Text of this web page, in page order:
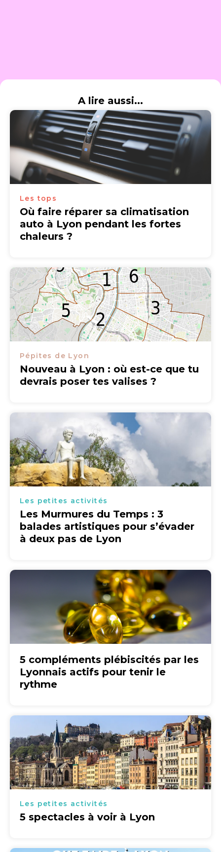
A lire aussi...
Les tops
Où faire réparer sa climatisation
auto à Lyon pendant les fortes
chaleurs ?
Pépites de Lyon
Nouveau à Lyon : où est-ce que tu
devrais poser tes valises ?
Les petites activités
Les Murmures du Temps : 3
balades artistiques pour s’évader
à deux pas de Lyon
5 compléments plébiscités par les
Lyonnais actifs pour tenir le
rythme
Les petites activités
5 spectacles à voir à Lyon